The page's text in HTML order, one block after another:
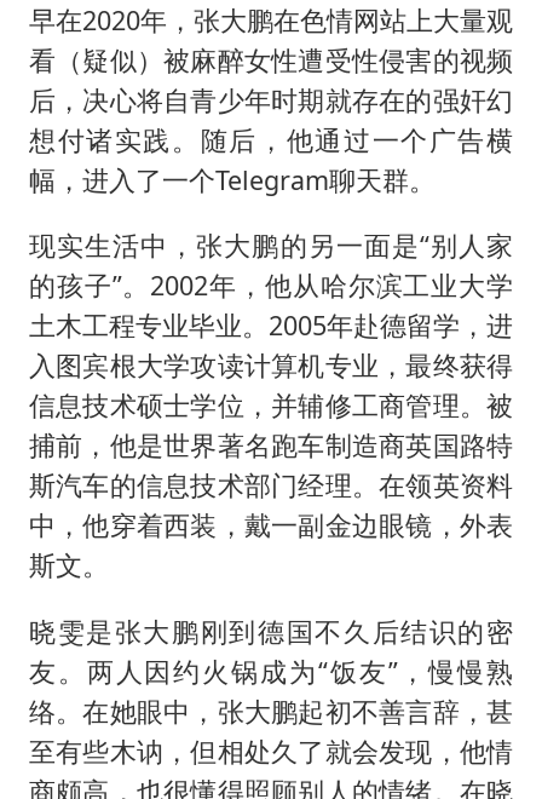
早在2020年，张大鹏在色情网站上大量观
看（疑似）被麻醉女性遭受性侵害的视频
后，决心将自青少年时期就存在的强奸幻
想付诸实践。随后，他通过一个广告横
幅，进入了一个Telegram聊天群。
现实生活中，张大鹏的另一面是“别人家
的孩子”。2002年，他从哈尔滨工业大学
土木工程专业毕业。2005年赴德留学，进
入图宾根大学攻读计算机专业，最终获得
信息技术硕士学位，并辅修工商管理。被
捕前，他是世界著名跑车制造商英国路特
斯汽车的信息技术部门经理。在领英资料
中，他穿着西装，戴一副金边眼镜，外表
斯文。
晓雯是张大鹏刚到德国不久后结识的密
友。两人因约火锅成为“饭友”，慢慢熟
络。在她眼中，张大鹏起初不善言辞，甚
至有些木讷，但相处久了就会发现，他情
商颇高，也很懂得照顾别人的情绪。在晓